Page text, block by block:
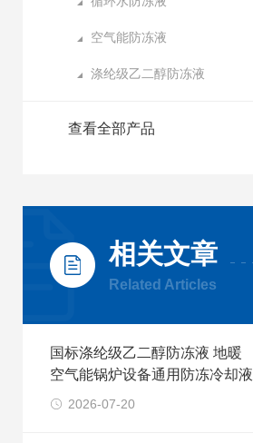
空气能防冻液
涤纶级乙二醇防冻液
查看全部产品
相关文章
Related Articles
国标涤纶级乙二醇防冻液 地暖
空气能锅炉设备通用防冻冷却液
2026-07-20